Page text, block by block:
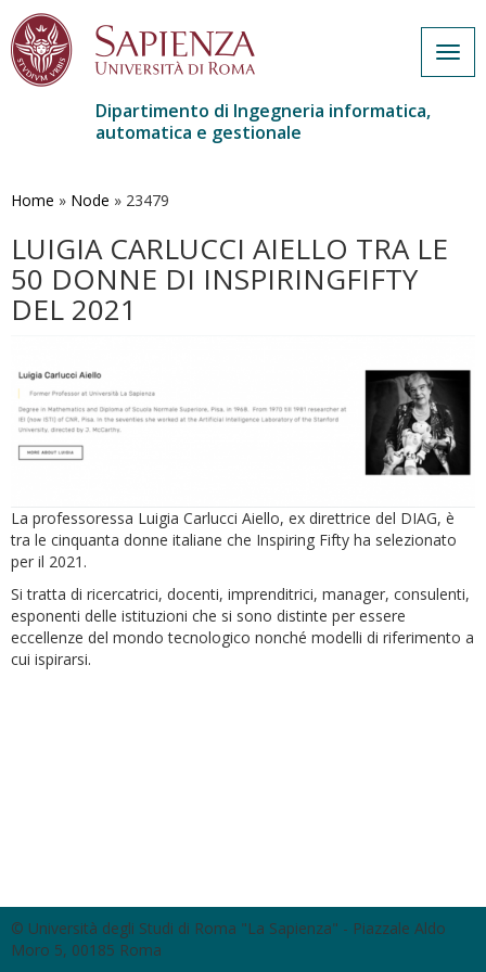
contenuto
Dipartimento di Ingegneria informatica,
automatica e gestionale
Home » Node » 23479
LUIGIA CARLUCCI AIELLO TRA LE
50 DONNE DI INSPIRINGFIFTY
DEL 2021
La professoressa Luigia Carlucci Aiello, ex direttrice del DIAG, è
tra le cinquanta donne italiane che Inspiring Fifty ha selezionato
per il 2021.
Si tratta di ricercatrici, docenti, imprenditrici, manager, consulenti,
esponenti delle istituzioni che si sono distinte per essere
eccellenze del mondo tecnologico nonché modelli di riferimento a
cui ispirarsi.
© Università degli Studi di Roma "La Sapienza" - Piazzale Aldo
Moro 5, 00185 Roma